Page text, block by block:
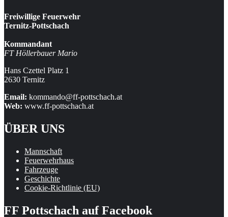
Freiwillige Feuerwehr
Ternitz-Pottschach
Kommandant
FT Höllerbauer Mario
Hans Czettel Platz 1
2630 Ternitz
Email: kommando@ff-pottschach.at
Web: www.ff-pottschach.at
ÜBER UNS
Mannschaft
Feuerwehrhaus
Fahrzeuge
Geschichte
Cookie-Richtlinie (EU)
FF Pottschach auf Facebook